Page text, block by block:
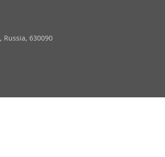
Russia, 630090